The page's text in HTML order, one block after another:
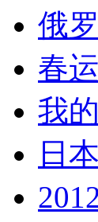
俄
春
我
日